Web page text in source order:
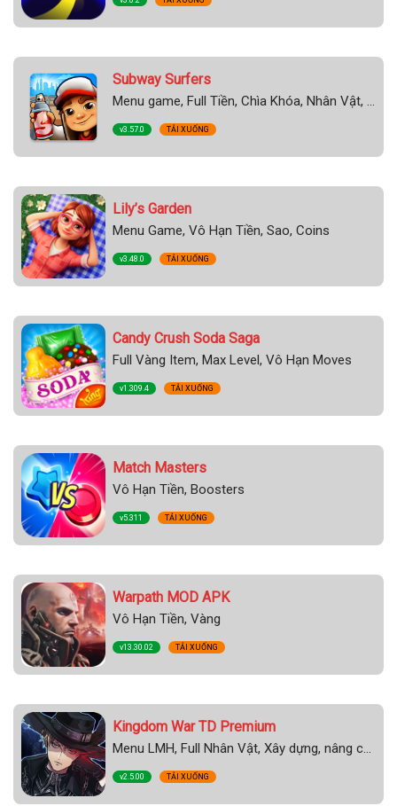
Subway Surfers
Menu game, Full Tiền, Chìa Khóa, Nhân Vật, Full Tất Cả, Bất Tử, Nhảy Cao
v3.57.0 TẢI XUỐNG
Lily’s Garden
Menu Game, Vô Hạn Tiền, Sao, Coins
v3.48.0 TẢI XUỐNG
Candy Crush Soda Saga
Full Vàng Item, Max Level, Vô Hạn Moves
v1.309.4 TẢI XUỐNG
Match Masters
Vô Hạn Tiền, Boosters
v5.311 TẢI XUỐNG
Warpath MOD APK
Vô Hạn Tiền, Vàng
v13.30.02 TẢI XUỐNG
Kingdom War TD Premium
Menu LMH, Full Nhân Vật, Xây dựng, nâng cấp, Sát Thương Cao, Bất tử
v2.5.00 TẢI XUỐNG